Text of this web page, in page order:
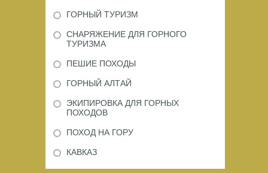
ГОРНЫЙ ТУРИЗМ
СНАРЯЖЕНИЕ ДЛЯ ГОРНОГО
ТУРИЗМА
ПЕШИЕ ПОХОДЫ
ГОРНЫЙ АЛТАЙ
ЭКИПИРОВКА ДЛЯ ГОРНЫХ
ПОХОДОВ
ПОХОД НА ГОРУ
КАВКАЗ